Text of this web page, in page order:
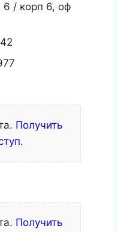
6 / корп 6, оф
Получить
.
Получить